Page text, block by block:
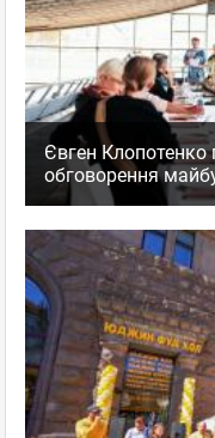
Євген Клопотенко
обговорення